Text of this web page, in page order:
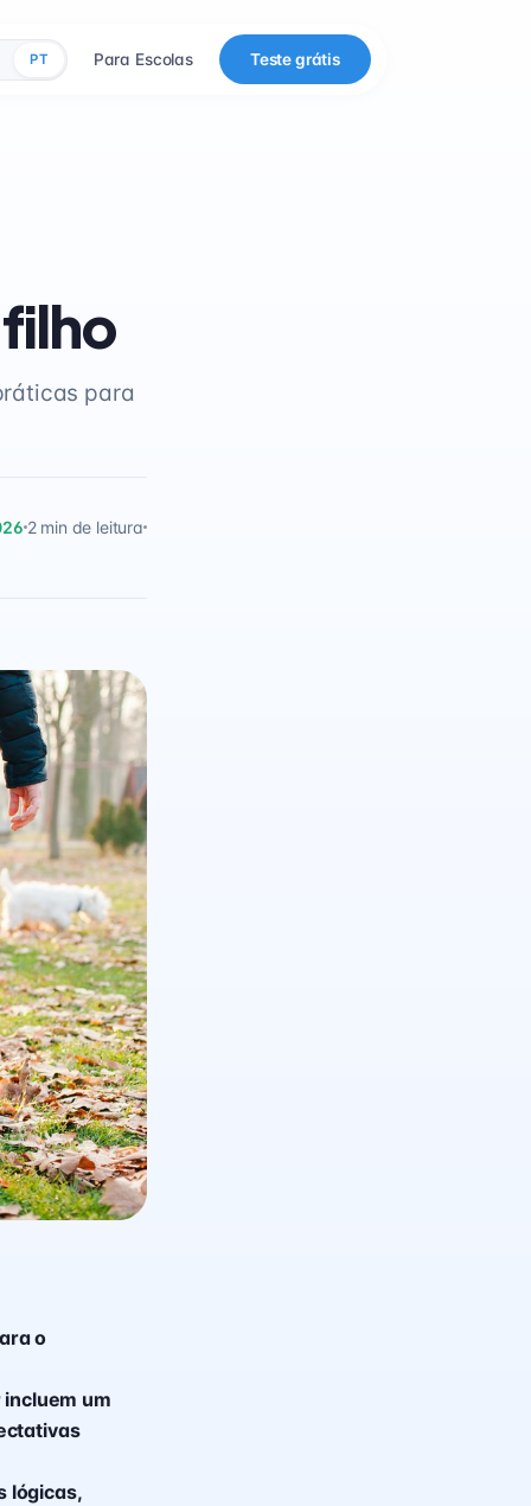
PT Para Escolas Teste grátis
para
2 min de leitura
o
um
lógicas,